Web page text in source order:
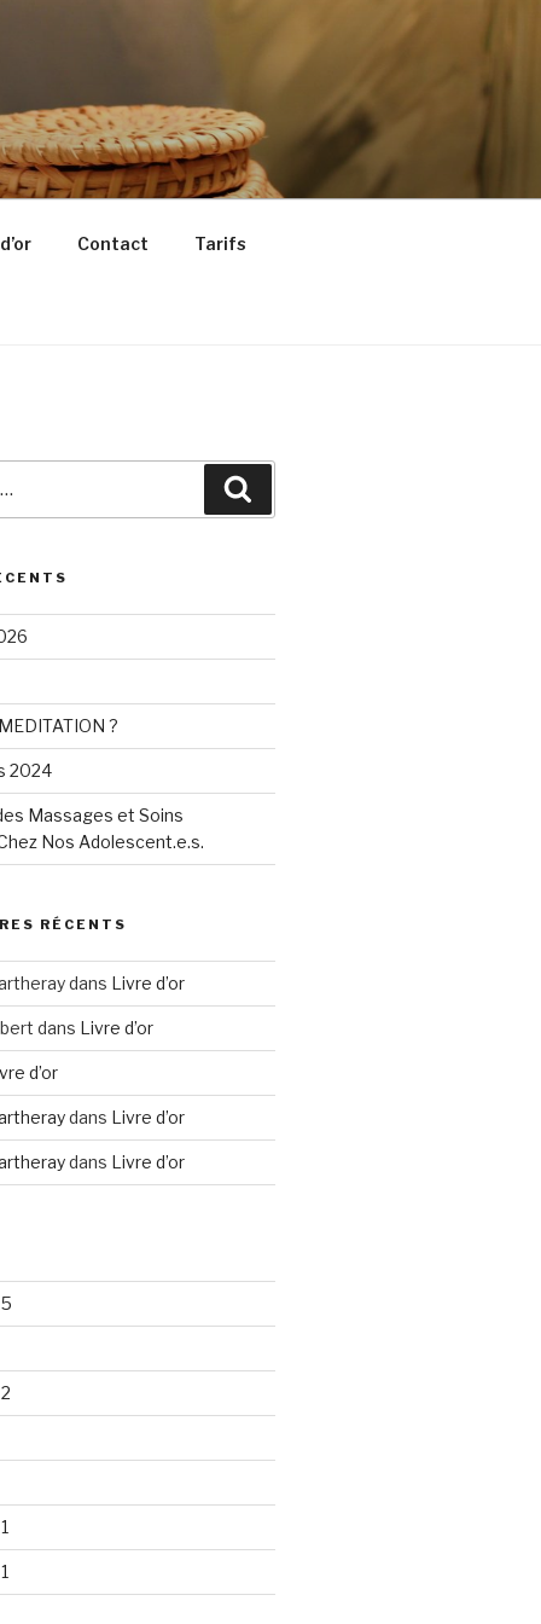
Contact Tarifs
?
2024
Massages et Soins
Nos Adolescent.e.s.
RÉCENTS
dans Livre d’or
dans Livre d’or
d’or
dans Livre d’or
dans Livre d’or